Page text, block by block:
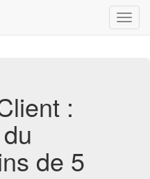
:
de 5